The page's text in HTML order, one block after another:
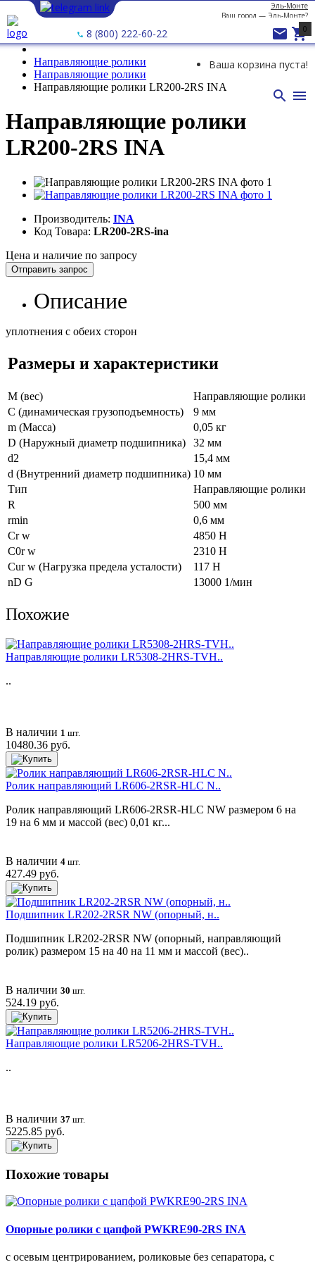
Эль-Монте
Ваш город — Эль-Монте?
8 (800) 222-60-22  
0
Ваша корзина пуста!
 
Направляющие ролики
Направляющие ролики
Направляющие ролики LR200-2RS INA
Направляющие ролики
LR200-2RS INA
Производитель: INA
Код Товара: LR200-2RS-ina
Цена и наличие по запросу
Отправить запрос
Описание
уплотнения с обеих сторон
Размеры и характеристики
M (вес)
Направляющие ролики
C (динамическая грузоподъемность)
9 мм
m (Масса)
0,05 кг
D (Наружный диаметр подшипника)
32 мм
d2
15,4 мм
d (Внутренний диаметр подшипника) 10 мм
Тип
Направляющие ролики
R
500 мм
rmin
0,6 мм
Cr w
4850 Н
C0r w
2310 Н
Cur w (Нагрузка предела усталости)
117 Н
nD G
13000 1/мин
Похожие
Направляющие ролики LR5308-2HRS-TVH..
..
В наличии 1 шт.
10480.36 руб.
Ролик направляющий LR606-2RSR-HLC N..
Ролик направляющий LR606-2RSR-HLC NW размером 6 на
19 на 6 мм и массой (вес) 0,01 кг...
В наличии 4 шт.
427.49 руб.
Подшипник LR202-2RSR NW (опорный, н..
Подшипник LR202-2RSR NW (опорный, направляющий
ролик) размером 15 на 40 на 11 мм и массой (вес)..
В наличии 30 шт.
524.19 руб.
Направляющие ролики LR5206-2HRS-TVH..
..
В наличии 37 шт.
5225.85 руб.
Похожие товары
Опорные ролики с цапфой PWKRE90-2RS INA
с осевым центрированием, роликовые без сепаратора, с